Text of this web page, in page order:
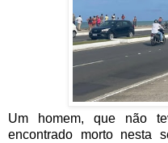
Um homem, que não
encontrado morto nesta